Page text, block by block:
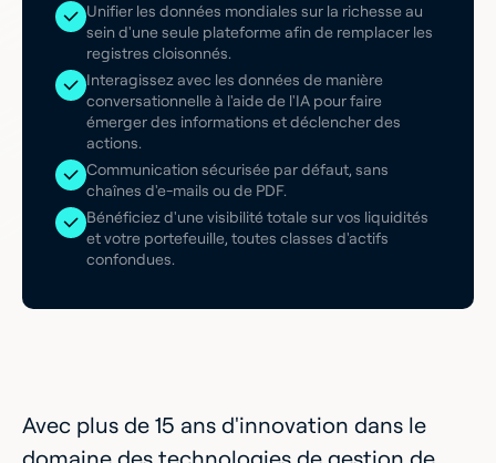
Unifier les données mondiales sur la richesse au
sein d'une seule plateforme afin de remplacer les
registres cloisonnés.
Interagissez avec les données de manière
conversationnelle à l'aide de l'IA pour faire
émerger des informations et déclencher des
actions.
Communication sécurisée par défaut, sans
chaînes d'e-mails ou de PDF.
Bénéficiez d'une visibilité totale sur vos liquidités
et votre portefeuille, toutes classes d'actifs
confondues.
Avec plus de 15 ans d'innovation dans le